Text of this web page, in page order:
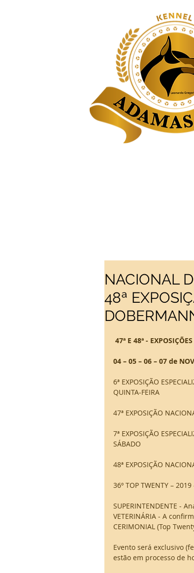
NACIONAL
48ª
47ª E 48ª -
04 – 05 – 06 – 07 de
6ª EXPOSIÇÃO
QUINTA-FEIRA
47ª EXPOSIÇÃO
7ª EXPOSIÇÃO
SÁBADO
48ª EXPOSIÇÃO
36º TOP TWENTY –
SUPERINTENDENTE -
VETERINÁRIA - A
CERIMONIAL (Top
Evento será exclusivo
estão em processo de